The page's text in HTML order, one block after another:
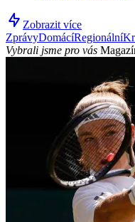
Zobrazit více
ZprávyDomácíRegionální
Vybrali jsme pro vás